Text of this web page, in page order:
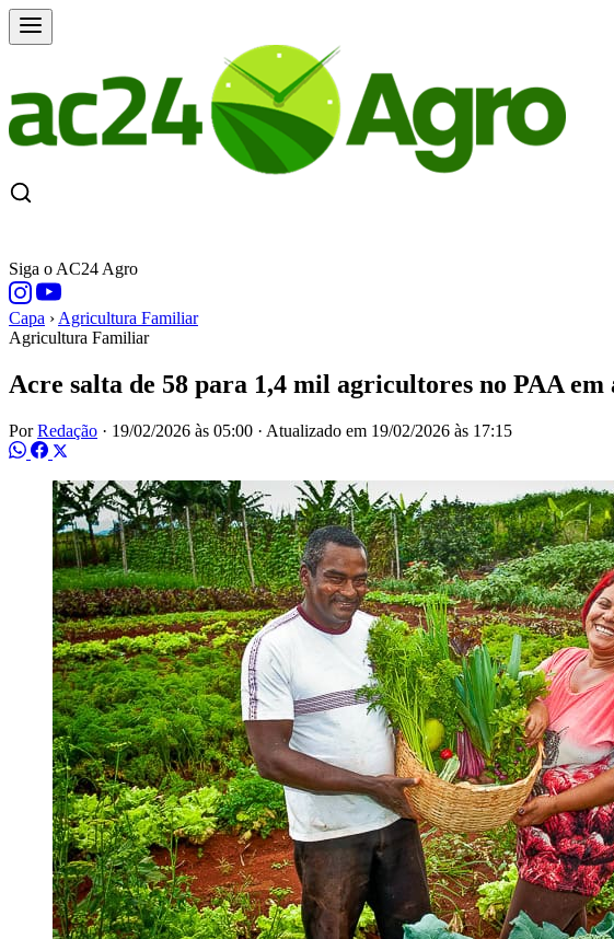
Siga o AC24 Agro
Capa › Agricultura Familiar
Agricultura Familiar
Acre salta de 58 para 1,4 mil agricultores no PAA em
PorRedação · 19/02/2026 às 05:00 · Atualizado em 19/02/2026 às 17:15